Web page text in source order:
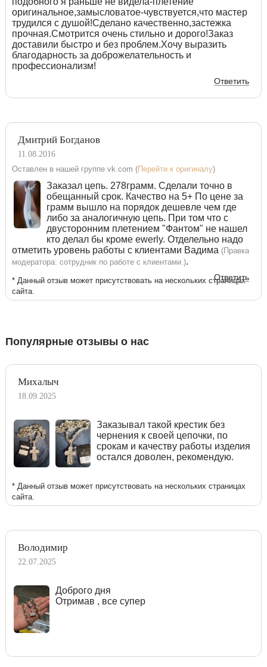
оригинальное,замысловатое-чувствуется,что мастер
трудился с душой!Сделано качественно,застежка
прочная.Смотрится очень стильно и дорого!Заказ
доставили быстро и без проблем.Хочу выразить
благодарность за доброжелательность и
профессионализм!
Ответить
Дмитрий Богданов
11.08.2016
Оставлен в нашей группе vk.com (Перейти к оригиналу)
Заказал цепь. 278грамм. Сделали точно в
обещанный срок. Качество на 5+ По цене за
грамм вышло на порядок дешевле чем где
либо за аналогичную цепь. При том что с
двусторонним плетением "Фантом" не нашел
кто делал бы кроме ewerly. Отделельно надо
отметить уровень работы с клиентами Вадима (Правка
модератора: сотрудник по работе с клиентами.).
Ответить
* Данный отзыв может присутствовать на нескольких страницах
сайта.
Популярные отзывы о нас
Михалыч
18.09.2025
Заказывал такой крестик без
чернения к своей цепочки, по
срокам и качеству работы изделия
остался доволен, рекомендую.
* Данный отзыв может присутствовать на нескольких страницах
сайта.
Володимир
22.07.2025
Доброго дня
Отримав , все супер